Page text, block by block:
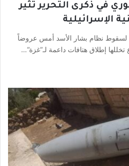
في ذكرى التحرير تثير
الإسرائيلية
لسقوط نظام بشار الأسد أمس عروضاً
إطلاق هتافات داعمة لـ”غزة”…